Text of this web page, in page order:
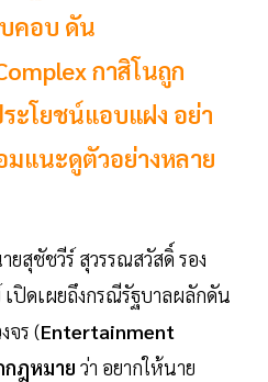
คอบ ดัน
กาสิโนถูก
ะโยชน์แอบแฝง อย่า
แนะดูตัวอย่างหลาย
สุชัชวีร์ สุวรรณสวัสดิ์ รอง
ปิดเผยถึงกรณีรัฐบาลผลักดัน
จร (Entertainment
กฎหมาย ว่า อยากให้นาย